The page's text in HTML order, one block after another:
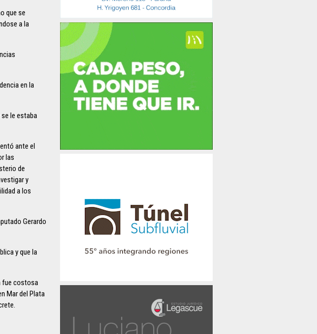
que se
a la
en la
le estaba
ante el
las
de
y
a los
Gerardo
y que la
fue costosa
Mar del Plata